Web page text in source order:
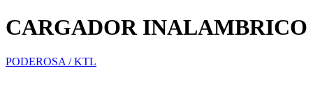
CARGADOR INALAMBRICO
PODEROSA / KTL